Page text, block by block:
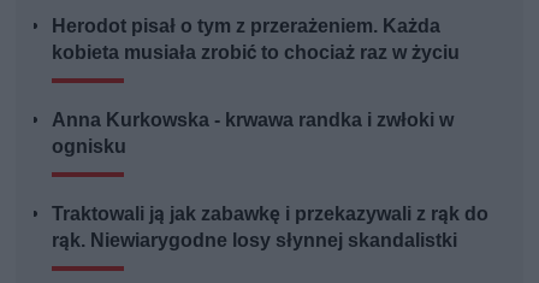
Herodot pisał o tym z przerażeniem. Każda
kobieta musiała zrobić to chociaż raz w życiu
Anna Kurkowska - krwawa randka i zwłoki w
ognisku
Traktowali ją jak zabawkę i przekazywali z rąk do
rąk. Niewiarygodne losy słynnej skandalistki